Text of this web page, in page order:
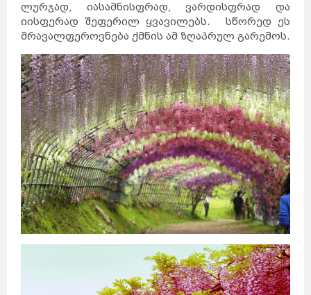
ლურჯად, იასამნისფრად, ვარდისფრად და
იისფერად შეფერილ ყვავილებს. სწორედ ეს
მრავალფეროვნება ქმნის ამ ზღაპრულ გარემოს.